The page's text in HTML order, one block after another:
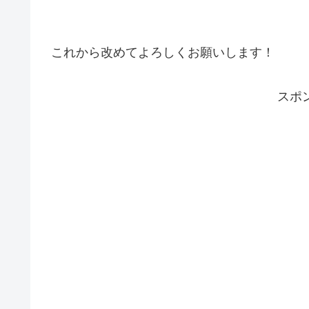
これから改めてよろしくお願いします！
スポ